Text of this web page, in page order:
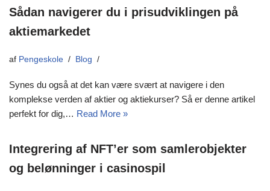
Sådan navigerer du i prisudviklingen på
aktiemarkedet
af Pengeskole Blog
Synes du også at det kan være svært at navigere i den
komplekse verden af aktier og aktiekurser? Så er denne artikel
perfekt for dig,… Read More »
Integrering af NFT’er som samlerobjekter
og belønninger i casinospil